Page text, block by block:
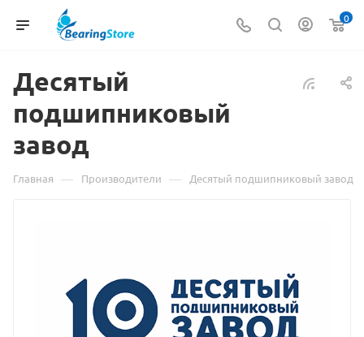
0
Десятый
подшипниковый
завод
Главная — Производители — Десятый подшипниковый завод